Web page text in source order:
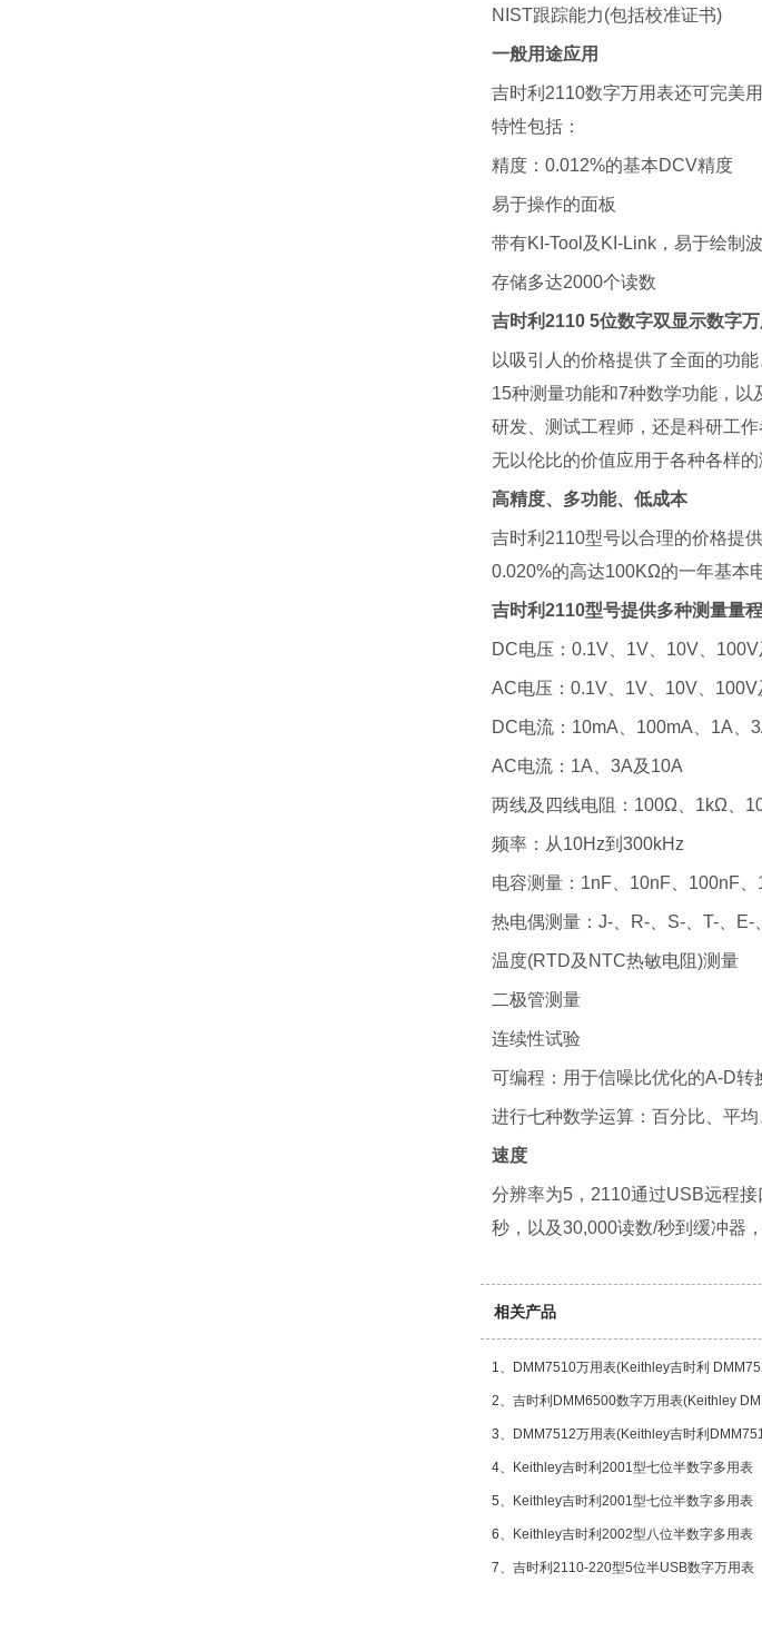
NIST跟踪能力(包括校准证书)
一般用途应用
吉时利2110数字万用表还可完美
特性包括：
精度：0.012%的基本DCV精度
易于操作的面板
带有KI-Tool及KI-Link，易于绘制
存储多达2000个读数
吉时利2110 5位数字双显示数字
以吸引人的价格提供了全面的功
15种测量功能和7种数学功能，以
研发、测试工程师，还是科研工
无以伦比的价值应用于各种各样的
高精度、多功能、低成本
吉时利2110型号以合理的价格提
0.020%的高达100KΩ的一年基本
吉时利2110型号提供多种测量量
DC电压：0.1V、1V、10V、
AC电压：0.1V、1V、10V、100V
DC电流：10mA、100mA、1A、
AC电流：1A、3A及10A
两线及四线电阻：100Ω、1kΩ、
频率：从10Hz到300kHz
电容测量：1nF、10nF、100nF
热电偶测量：J-、R-、S-、T-、
温度(RTD及NTC热敏电阻)测量
二极管测量
连续性试验
可编程：用于信噪比优化的A-D
进行七种数学运算：百分比、平
速度
分辨率为5，2110通过USB远程
秒，以及30,000读数/秒到缓冲器
相关产品
1、 DMM7510万用表(Keithley吉时利
2、 吉时利DMM6500数字万用表(Keithley
3、 DMM7512万用表(Keithley吉时利
4、 Keithley吉时利2001型七位半数字多用表
5、 Keithley吉时利2001型七位半数字多用表
6、 Keithley吉时利2002型八位半数字多用表
7、 吉时利2110-220型5位半USB数字万用表